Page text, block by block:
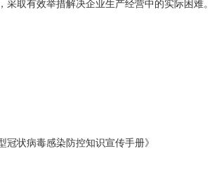
采取有效举措解决企业生产经营中的实际困难。
冠状病毒感染防控知识宣传手册》